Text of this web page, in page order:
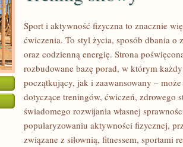
Sport i aktywność fizyczna to znacznie
ćwiczenia. To styl życia, sposób dbania o
oraz codzienną energię. Strona
rozbudowane bazę porad, w którym
początkujący, jak i zaawansowany –
dotyczące treningów, ćwiczeń, zdrowego
świadomego rozwijania własnej
popularyzowaniu aktywności fizycznej,
związane z siłownią, fitnessem, sportami